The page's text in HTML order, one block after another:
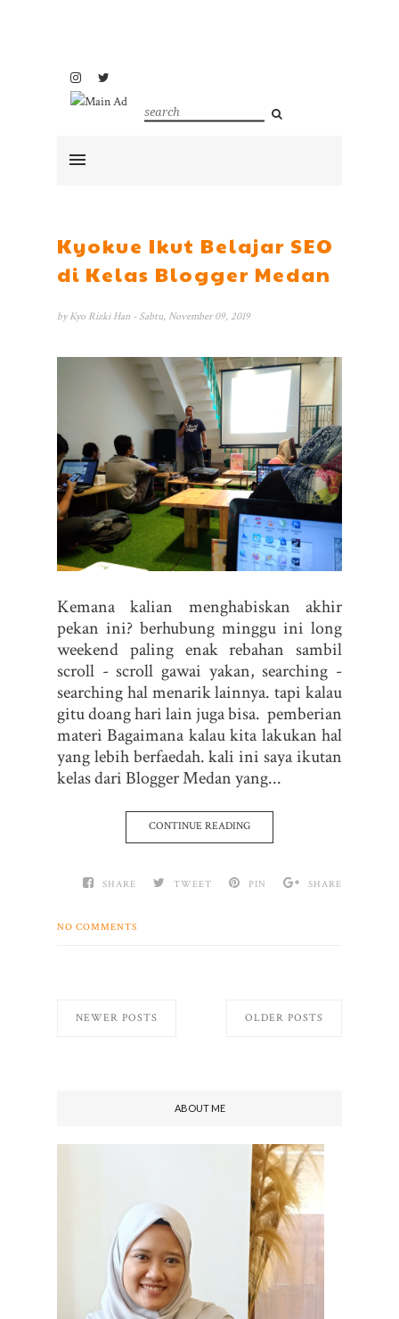
Kyokue Ikut Belajar SEO
di Kelas Blogger Medan
by Kyo Rizki Han - Sabtu, November 09, 2019
Kemana kalian menghabiskan akhir
pekan ini? berhubung minggu ini long
weekend paling enak rebahan sambil
scroll - scroll gawai yakan, searching -
searching hal menarik lainnya. tapi kalau
gitu doang hari lain juga bisa. pemberian
materi Bagaimana kalau kita lakukan hal
yang lebih berfaedah. kali ini saya ikutan
kelas dari Blogger Medan yang...
CONTINUE READING
SHARE TWEET PIN SHARE
NO COMMENTS
NEWER POSTS OLDER POSTS
ABOUT ME